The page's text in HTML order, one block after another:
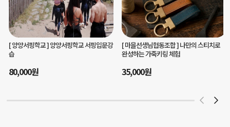
[ 마을선생님협동조합 ]나만의 스티치로
완성하는 가죽키링 체험
35,000원
[ 글마루평생교육원주식회사 ]영월 저세마
을 치유여행 - 피안의 반나절 치유코스
70,000원